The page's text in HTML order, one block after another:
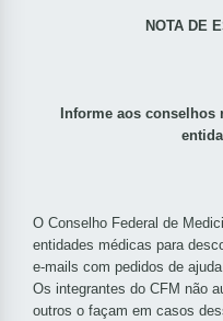
NOTA DE
Informe aos
O Conselho Federal de
entidades médicas para
e-mails com pedidos de
Os integrantes do CFM não
outros o façam em casos